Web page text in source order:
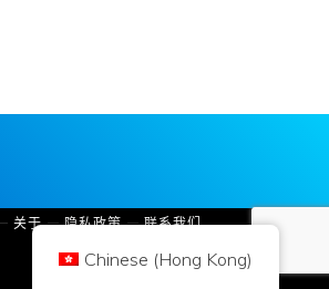
资加密货币是有风险的。
关于 隐私政策 联系我们
Chinese (Hong Kong)